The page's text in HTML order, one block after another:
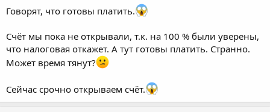
Говорят, что готовы платить.
Счёт мы пока не открывали, т.к. на 100 % были уверены,
что налоговая откажет. А тут готовы платить. Странно.
Может время тянут?
Сейчас срочно открываем счёт.